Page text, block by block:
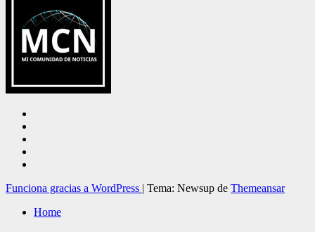
Funciona gracias a WordPress | Tema: Newsup de Themeansar
Home